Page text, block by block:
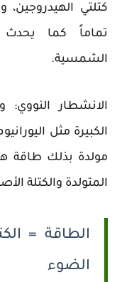
كتلتي الهيدروجين،
تماماً كما
الشمسية.
الانشطار
الكبيرة مثل
مولدة بذلك طاقة
المتولدة والكتلة
الطاقة =
الضوء